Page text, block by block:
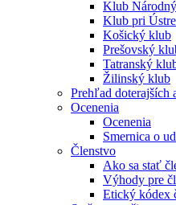
Klub
Klub pri
Košický klub
Prešovský
Tatranský
Žilinský klub
Prehľad doterajších
Ocenenia
Ocenenia
Smernica o
Členstvo
Ako sa stať
Výhody pre
Etický kódex